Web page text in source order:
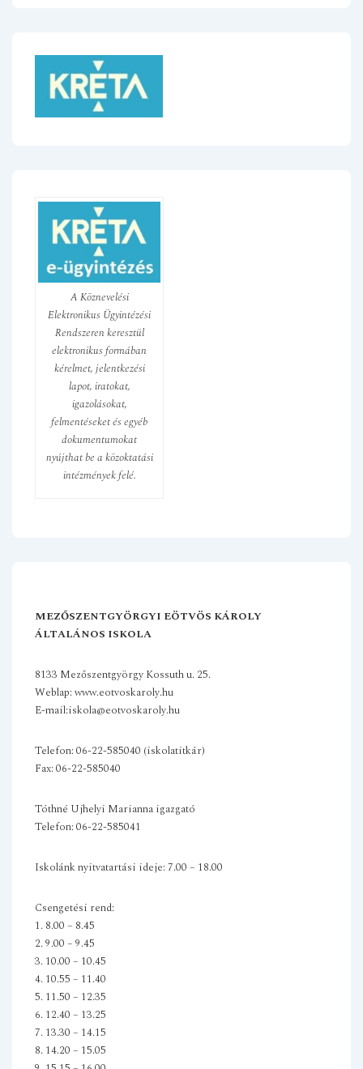
A Köznevelési
Elektronikus Ügyintézési
Rendszeren keresztül
elektronikus formában
kérelmet, jelentkezési
lapot, iratokat,
igazolásokat,
felmentéseket és egyéb
dokumentumokat
nyújthat be a közoktatási
intézmények felé.
MEZŐSZENTGYÖRGYI EÖTVÖS KÁROLY
ÁLTALÁNOS ISKOLA
8133 Mezőszentgyörgy Kossuth u. 25.
Weblap: www.eotvoskaroly.hu
E-mail:iskola@eotvoskaroly.hu
Telefon: 06-22-585040 (iskolatitkár)
Fax: 06-22-585040
Tóthné Ujhelyi Marianna igazgató
Telefon: 06-22-585041
Iskolánk nyitvatartási ideje: 7.00 – 18.00
Csengetési rend:
1. 8.00 – 8.45
2. 9.00 – 9.45
3. 10.00 – 10.45
4. 10.55 – 11.40
5. 11.50 – 12.35
6. 12.40 – 13.25
7. 13.30 – 14.15
8. 14.20 – 15.05